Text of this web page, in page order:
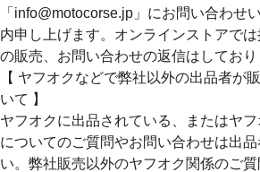
「info@motocorse.jp」にお問い合わせ
内申し上げます。オンラインストアで
の販売、お問い合わせの返信はしており
【 ヤフオクなどで弊社以外の出品者が
いて 】
ヤフオクに出品されている、またはヤ
についてのご質問やお問い合わせは出
い。弊社販売以外のヤフオク関係のご